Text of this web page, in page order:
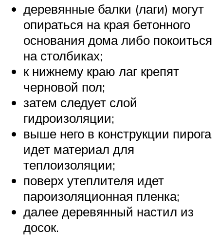
деревянные балки (лаги) могут
опираться на края бетонного
основания дома либо покоиться
на столбиках;
к нижнему краю лаг крепят
черновой пол;
затем следует слой
гидроизоляции;
выше него в конструкции пирога
идет материал для
теплоизоляции;
поверх утеплителя идет
пароизоляционная пленка;
далее деревянный настил из
досок.